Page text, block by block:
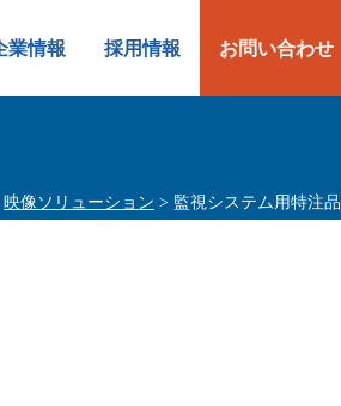
業情報 採用情報 お問い合わせ
映像ソリューション > 監視システム用特注品